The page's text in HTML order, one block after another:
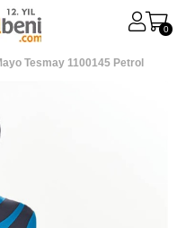
0
Tesmay 1100145 Petrol